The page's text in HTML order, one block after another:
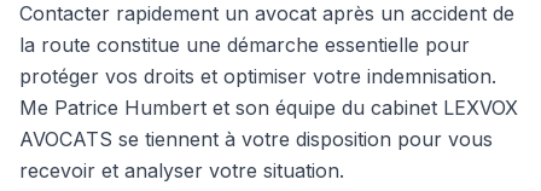
Contacter rapidement un avocat après un accident de
la route constitue une démarche essentielle pour
protéger vos droits et optimiser votre indemnisation.
Me Patrice Humbert et son équipe du cabinet LEXVOX
AVOCATS se tiennent à votre disposition pour vous
recevoir et analyser votre situation.